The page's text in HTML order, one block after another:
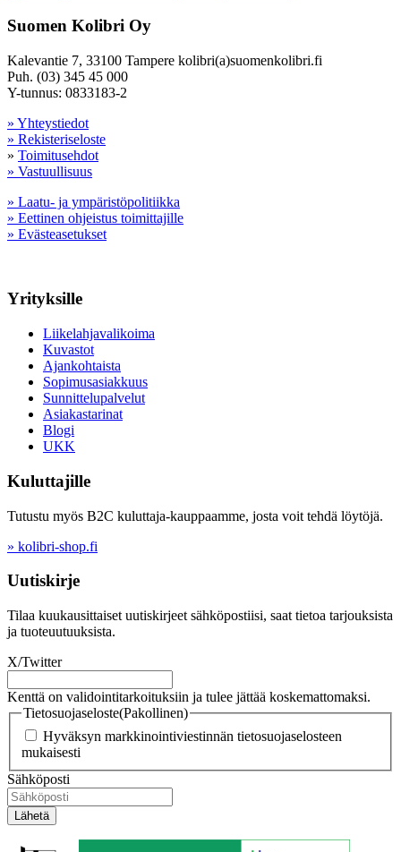
Suomen Kolibri Oy
Kalevantie 7, 33100 Tampere kolibri(a)suomenkolibri.fi
Puh. (03) 345 45 000
Y-tunnus: 0833183-2
» Yhteystiedot
» Rekisteriseloste
» Toimitusehdot
» Vastuullisuus
» Laatu- ja ympäristöpolitiikka
» Eettinen ohjeistus toimittajille
» Evästeasetukset
Yrityksille
Liikelahjavalikoima
Kuvastot
Ajankohtaista
Sopimusasiakkuus
Sunnittelupalvelut
Asiakastarinat
Blogi
UKK
Kuluttajille
Tutustu myös B2C kuluttaja-kauppaamme, josta voit tehdä löytöjä.
» kolibri-shop.fi
Uutiskirje
Tilaa kuukausittaiset uutiskirjeet sähköpostiisi, saat tietoa tarjouksista
ja tuoteuutuuksista.
X/Twitter
Kenttä on validointitarkoituksiin ja tulee jättää koskemattomaksi.
Tietosuojaseloste(Pakollinen)
Hyväksyn markkinointiviestinnän tietosuojaselosteen
mukaisesti
Sähköposti